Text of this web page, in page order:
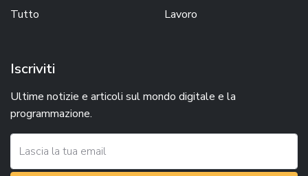
Tutto
Lavoro
Iscriviti
Ultime notizie e articoli sul mondo digitale e la
programmazione.